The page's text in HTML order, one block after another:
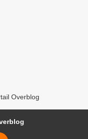
Overblog